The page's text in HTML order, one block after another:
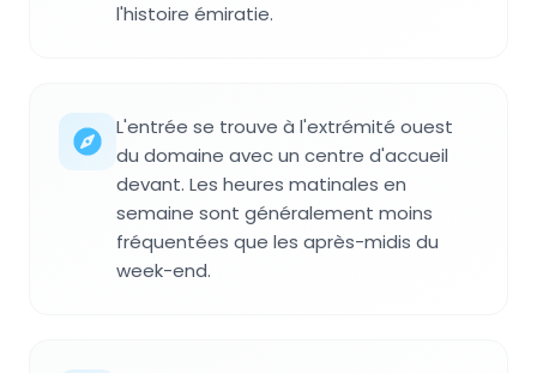
l'histoire émiratie.
L'entrée se trouve à l'extrémité ouest
du domaine avec un centre d'accueil
devant. Les heures matinales en
semaine sont généralement moins
fréquentées que les après-midis du
week-end.